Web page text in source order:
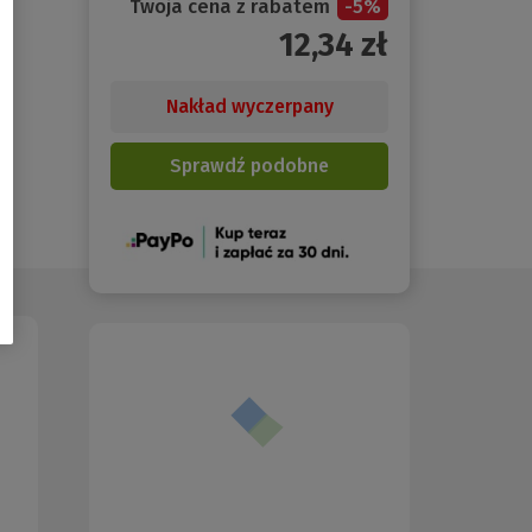
Twoja cena z rabatem -5%
12,34 zł
Nakład wyczerpany
Sprawdź podobne
(Nowe